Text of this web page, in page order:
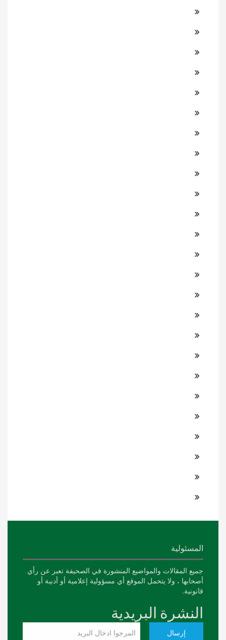
المسئولية
جميع المقالات والمواضيع المنشورة في الصحيفة تعبر عن رأي
أصحابها ، ولا يتحمل الموقع أي مسؤولية إعلامية أو أدبية أو
قانونية.
النشرة البريدية